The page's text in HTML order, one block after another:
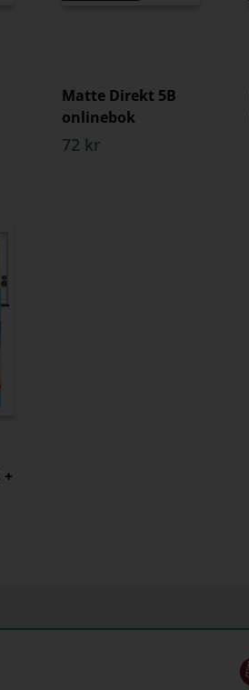
Matte Direkt 5B
onlinebok
72 kr